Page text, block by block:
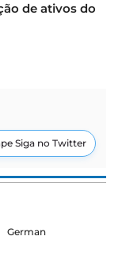
de ativos do
Siga no Twitter
German